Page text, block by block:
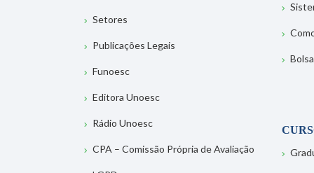
Setores
Publicações Legais
Funoesc
Editora Unoesc
Rádio Unoesc
CPA – Comissão Própria de Avaliação